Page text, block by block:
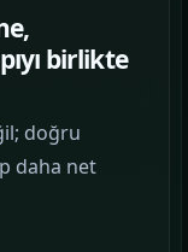
birlikte
doğru
daha net